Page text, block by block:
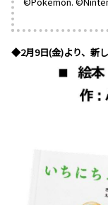
◆2月9日(金)より、新